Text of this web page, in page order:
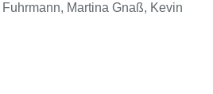
Martina Gnaß, Kevin